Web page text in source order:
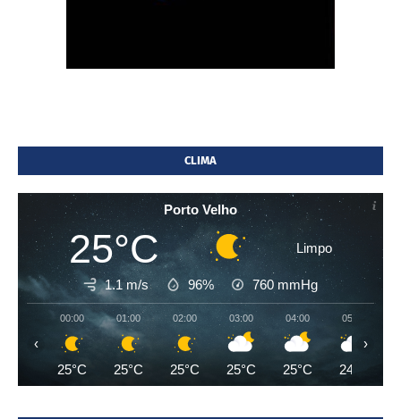
CLIMA
Porto Velho
25°C Limpo
1.1 m/s 96% 760 mmHg
00:00
25°C
01:00
25°C
02:00
25°C
03:00
25°C
04:00
25°C
05:00
24°C
‹ ›